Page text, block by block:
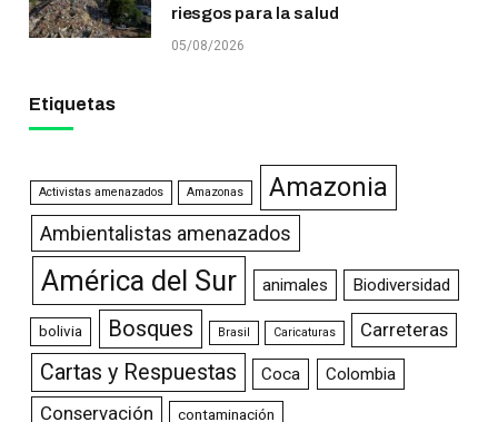
riesgos para la salud
05/08/2026
Etiquetas
Activistas amenazados Amazonas Amazonia
Ambientalistas amenazados
América del Sur animales Biodiversidad
bolivia Bosques Brasil Caricaturas Carreteras
Cartas y Respuestas Coca Colombia
Conservación contaminación